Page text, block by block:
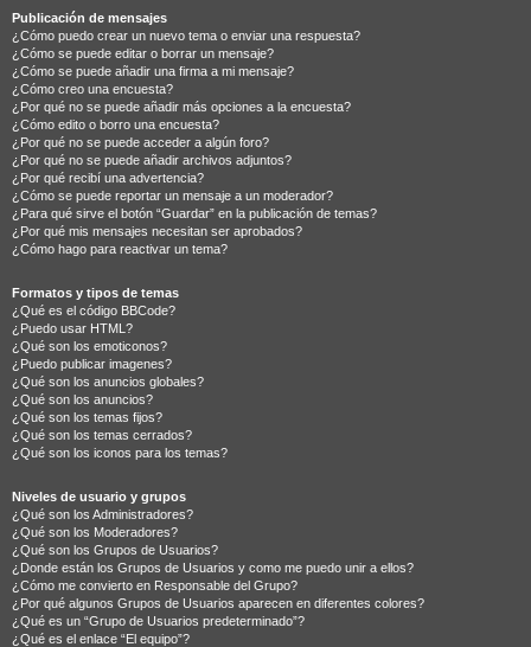
Publicación de mensajes
¿Cómo puedo crear un nuevo tema o enviar una respuesta?
¿Cómo se puede editar o borrar un mensaje?
¿Cómo se puede añadir una firma a mi mensaje?
¿Cómo creo una encuesta?
¿Por qué no se puede añadir más opciones a la encuesta?
¿Cómo edito o borro una encuesta?
¿Por qué no se puede acceder a algún foro?
¿Por qué no se puede añadir archivos adjuntos?
¿Por qué recibí una advertencia?
¿Cómo se puede reportar un mensaje a un moderador?
¿Para qué sirve el botón “Guardar” en la publicación de temas?
¿Por qué mis mensajes necesitan ser aprobados?
¿Cómo hago para reactivar un tema?
Formatos y tipos de temas
¿Qué es el código BBCode?
¿Puedo usar HTML?
¿Qué son los emoticonos?
¿Puedo publicar imagenes?
¿Qué son los anuncios globales?
¿Qué son los anuncios?
¿Qué son los temas fijos?
¿Qué son los temas cerrados?
¿Qué son los iconos para los temas?
Niveles de usuario y grupos
¿Qué son los Administradores?
¿Qué son los Moderadores?
¿Qué son los Grupos de Usuarios?
¿Donde están los Grupos de Usuarios y como me puedo unir a ellos?
¿Cómo me convierto en Responsable del Grupo?
¿Por qué algunos Grupos de Usuarios aparecen en diferentes colores?
¿Qué es un “Grupo de Usuarios predeterminado”?
¿Qué es el enlace “El equipo”?